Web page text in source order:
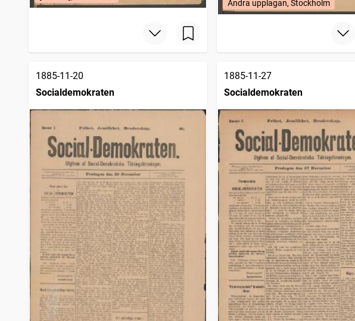
Andra upplagan, Stockholm
1885-11-20
Socialdemokraten
1885-11-27
Socialdemokraten